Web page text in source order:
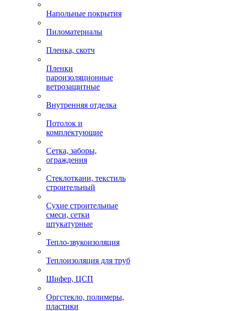
Напольные покрытия
Пиломатериалы
Пленка, скотч
Пленки
пароизоляционные
ветрозащитные
Внутренняя отделка
Потолок и
комплектующие
Сетка, заборы,
ограждения
Стеклоткани, текстиль
строительный
Сухие строительные
смеси, сетки
штукатурные
Тепло-звукоизоляция
Теплоизоляция для труб
Шифер, ЦСП
Оргстекло, полимеры,
пластики